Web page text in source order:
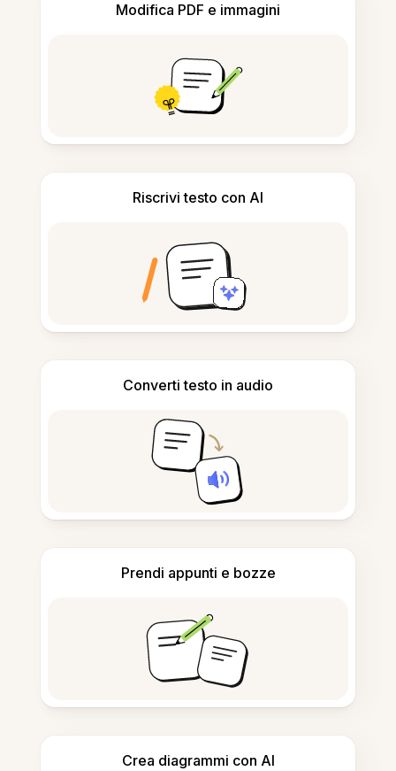
Modifica PDF e immagini
Riscrivi testo con AI
Converti testo in audio
Prendi appunti e bozze
Crea diagrammi con AI